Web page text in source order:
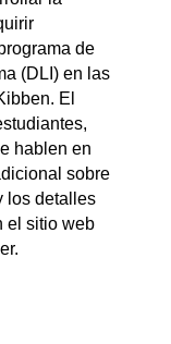
de
(DLI) en las
El
hablen en
sobre
los detalles
el sitio web